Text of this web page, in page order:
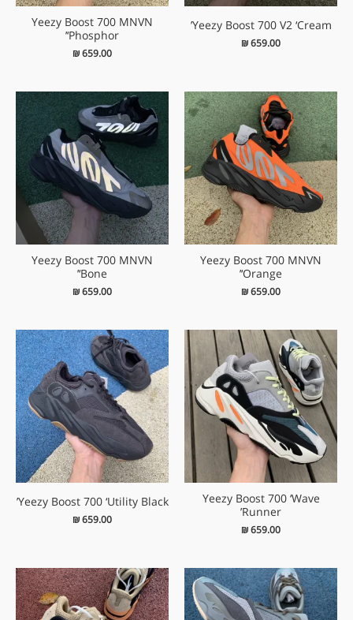
Yeezy Boost 700 V2 ‘Cream’
₪659.00
Yeezy Boost 700 MNVN
‘Phosphor’
₪659.00
Yeezy Boost 700 MNVN
‘Orange’
₪659.00
Yeezy Boost 700 MNVN
‘Bone’
₪659.00
Yeezy Boost 700 ‘Wave
Runner’
₪659.00
Yeezy Boost 700 ‘Utility Black’
₪659.00